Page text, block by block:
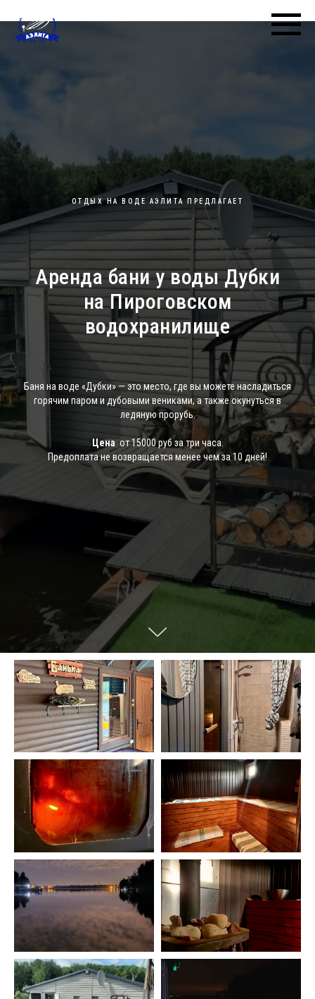
ОТДЫХ НА ВОДЕ АЭЛИТА ПРЕДЛАГАЕТ
Аренда бани у воды Дубки
на Пироговском
водохранилище
Баня на воде «Дубки» — это место, где вы можете насладиться
горячим паром и дубовыми вениками, а также окунуться в
ледяную прорубь.
Цена от 15000 руб за три часа.
Предоплата не возвращается менее чем за 10 дней!